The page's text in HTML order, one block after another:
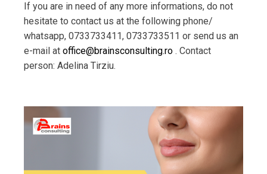
If you are in need of any more informations, do not
hesitate to contact us at the following phone/
whatsapp, 0733733411, 0733733511 or send us an
e-mail at office@brainsconsulting.ro . Contact
person: Adelina Tirziu.